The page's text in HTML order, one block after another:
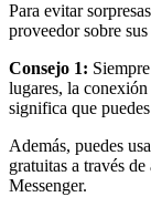
Para evitar
proveedor sobre
Consejo 1:
lugares, la
significa que
Además, puedes
gratuitas a través
Messenger.